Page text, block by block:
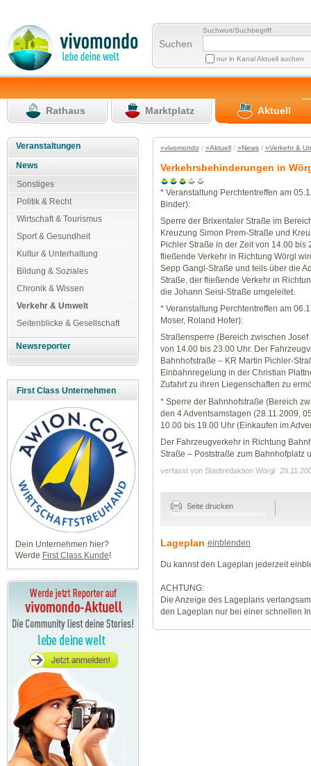
Suchen
Suchwort/Suchbegriff
nur in Kanal Aktuell suchen
Rathaus Marktplatz Aktuell
Veranstaltungen
News
Sonstiges
Politik & Recht
Wirtschaft & Tourismus
Sport & Gesundheit
Kultur & Unterhaltung
Bildung & Soziales
Chronik & Wissen
Verkehr & Umwelt
Seitenblicke & Gesellschaft
Newsreporter
First Class Unternehmen
Dein Unternehmen hier?
Werde First Class Kunde!
»vivomondo / »Aktuell/ »News/ »Verkehr &
Verkehrsbehinderungen in
* Veranstaltung Perchtentreffen am
Binder):
Sperre der Brixentaler Straße im
Kreuzung Simon Prem-Straße und
Pichler Straße in der Zeit von 14.00 bis
fließende Verkehr in Richtung Wörgl
Sepp Gangl-Straße und teils über die
Straße, der fließende Verkehr in
die Johann Seisl-Straße umgeleitet.
* Veranstaltung Perchtentreffen am
Moser, Roland Hofer):
Straßensperre (Bereich zwischen
von 14.00 bis 23.00 Uhr. Der
Bahnhofstraße – KR Martin Pichler-
Einbahnregelung in der Christian
Zufahrt zu ihren Liegenschaften zu
* Sperre der Bahnhofstraße (Bereich
den 4 Adventsamstagen (28.11.2009,
10.00 bis 19.00 Uhr (Einkaufen im
Der Fahrzeugverkehr in Richtung
Straße – Poststraße zum Bahnhofplatz
verfasst von Stadtredaktion Wörgl
Seite drucken
Lageplan einblenden
Du kannst den Lageplan jederzeit
ACHTUNG:
Die Anzeige des Lageplans
den Lageplan nur bei einer schnellen